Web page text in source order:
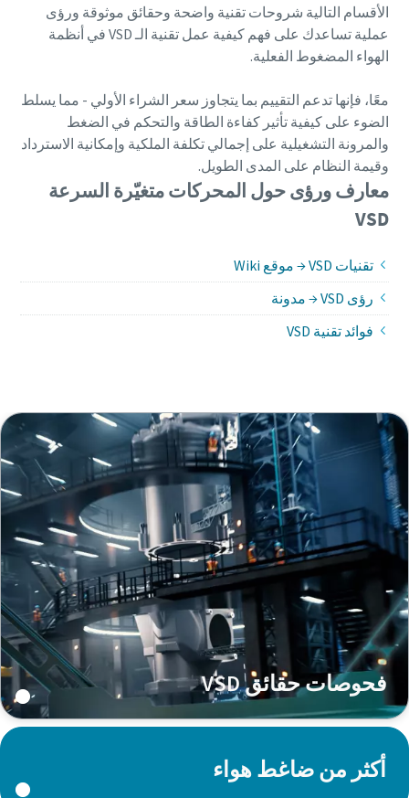
الأقسام التالية شروحات تقنية واضحة وحقائق موثوقة ورؤى
عملية تساعدك على فهم كيفية عمل تقنية الـ VSD في أنظمة
الهواء المضغوط الفعلية.
معًا، فإنها تدعم التقييم بما يتجاوز سعر الشراء الأولي - مما يسلط
الضوء على كيفية تأثير كفاءة الطاقة والتحكم في الضغط
والمرونة التشغيلية على إجمالي تكلفة الملكية وإمكانية الاسترداد
وقيمة النظام على المدى الطويل.
معارف ورؤى حول المحركات متغيّرة السرعة
VSD
تقنيات VSD → موقع Wiki
رؤى VSD → مدونة
فوائد تقنية VSD
فحوصات حقائق VSD
أكثر من ضاغط هواء